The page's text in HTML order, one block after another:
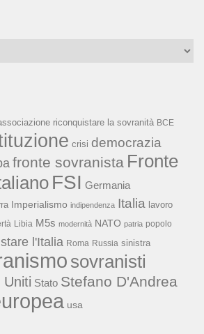
riconquistare la sovranità BCE
crisi democrazia
fronte sovranista Fronte
FSI Germania
Imperialismo indipendenza Italia lavoro
Libia M5s modernità NATO patria popolo
l'Italia Roma Russia sinistra
sovranisti
Uniti Stato Stefano D'Andrea
usa